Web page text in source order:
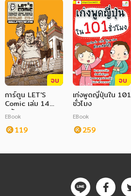
จบ
การ์ตูน LET'S
Comic เล่ม 14
ฉบับ Pocket Book
EBook
119
จบ
เก่งพูดญี่ปุ่นใน 101
ชั่วโมง
EBook
259